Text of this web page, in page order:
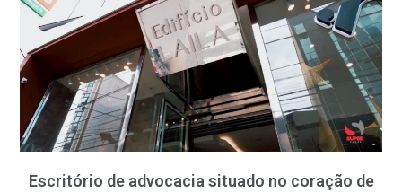
Escritório de advocacia situado no coração de